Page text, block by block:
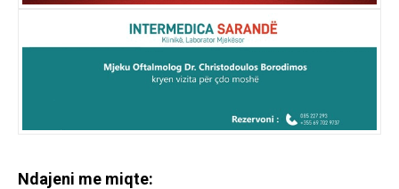
Ndajeni me miqte: